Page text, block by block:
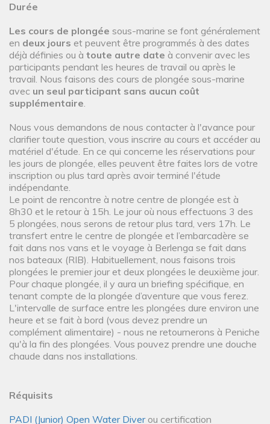
Durée
Les cours de plongée sous-marine se font généralement
en deux jours et peuvent être programmés à des dates
déjà définies ou à toute autre date à convenir avec les
participants pendant les heures de travail ou après le
travail. Nous faisons des cours de plongée sous-marine
avec un seul participant sans aucun coût
supplémentaire.
Nous vous demandons de nous contacter à l'avance pour
clarifier toute question, vous inscrire au cours et accéder au
matériel d'étude. En ce qui concerne les réservations pour
les jours de plongée, elles peuvent être faites lors de votre
inscription ou plus tard après avoir terminé l'étude
indépendante.
Le point de rencontre à notre centre de plongée est à
8h30 et le retour à 15h. Le jour où nous effectuons 3 des
5 plongées, nous serons de retour plus tard, vers 17h. Le
transfert entre le centre de plongée et l’embarcadère se
fait dans nos vans et le voyage à Berlenga se fait dans
nos bateaux (RIB). Habituellement, nous faisons trois
plongées le premier jour et deux plongées le deuxième jour.
Pour chaque plongée, il y aura un briefing spécifique, en
tenant compte de la plongée d’aventure que vous ferez.
L'intervalle de surface entre les plongées dure environ une
heure et se fait à bord (vous devez prendre un
complément alimentaire) - nous ne retournerons à Peniche
qu'à la fin des plongées. Vous pouvez prendre une douche
chaude dans nos installations.
Réquisits
PADI (Junior) Open Water Diverou certification